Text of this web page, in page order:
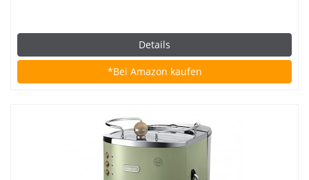
Details
*Bei Amazon kaufen